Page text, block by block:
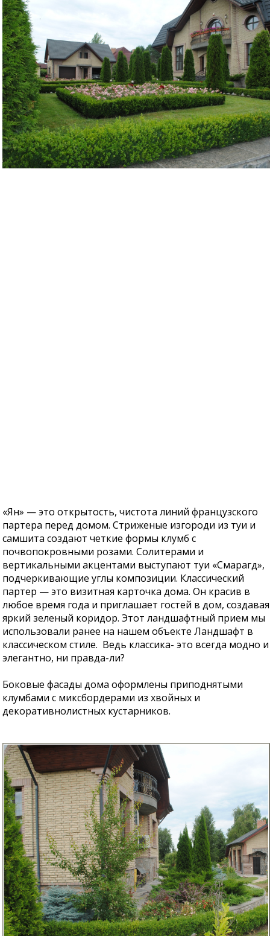
«Ян» — это открытость, чистота линий французского
партера перед домом. Стриженые изгороди из туи и
самшита создают четкие формы клумб с
почвопокровными розами. Солитерами и
вертикальными акцентами выступают туи «Смарагд»,
подчеркивающие углы композиции. Классический
партер — это визитная карточка дома. Он красив в
любое время года и приглашает гостей в дом, создавая
яркий зеленый коридор. Этот ландшафтный прием мы
использовали ранее на нашем объекте Ландшафт в
классическом стиле. Ведь классика- это всегда модно и
элегантно, ни правда-ли?
Боковые фасады дома оформлены приподнятыми
клумбами с миксбордерами из хвойных и
декоративнолистных кустарников.